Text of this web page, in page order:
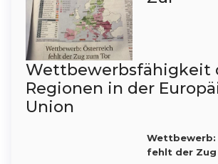
Wettbewerbsfähigkeit
Regionen in der
Union
Wettbewerb:
fehlt der Zug